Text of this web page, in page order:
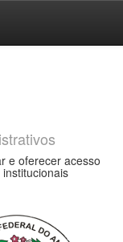
e oferecer acesso